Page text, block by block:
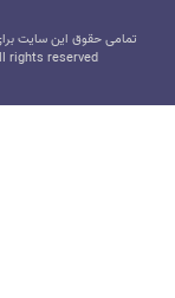
تمامی حقوق این سایت
rights reserved